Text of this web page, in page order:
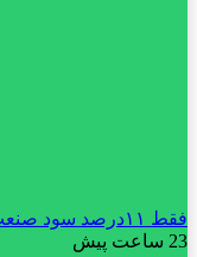
فقط ۱۱‌درصد سود صنعت دارو تبدیل به نقدینگی شده است
23 ساعت پیش